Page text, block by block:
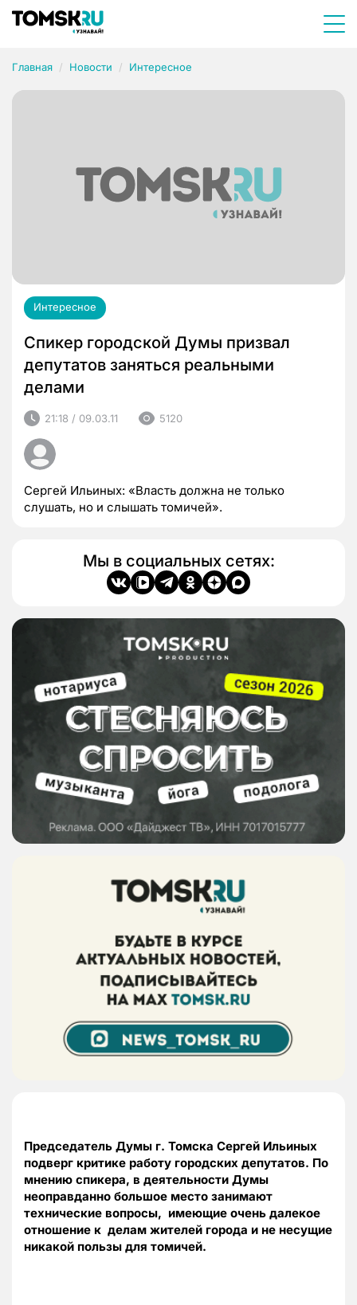
Главная Новости Интересное
Интересное
Спикер городской Думы призвал
депутатов заняться реальными
делами
21:18 / 09.03.11 5120
Сергей Ильиных: «Власть должна не только
слушать, но и слышать томичей».
Мы в социальных сетях:
Председатель Думы г. Томска Сергей Ильиных
подверг критике работу городских депутатов. По
мнению спикера, в деятельности Думы
неоправданно большое место занимают
технические вопросы, имеющие очень далекое
отношение к делам жителей города и не несущие
никакой пользы для томичей.